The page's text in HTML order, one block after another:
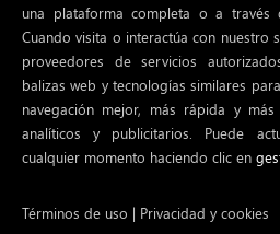
una plataforma completa o a través
Cuando visita o interactúa con nuestro
proveedores de servicios
balizas web y tecnologías similares
navegación mejor, más rápida y
analíticos y publicitarios. Puede
cualquier momento haciendo clic en
Términos de uso | Privacidad y cookies